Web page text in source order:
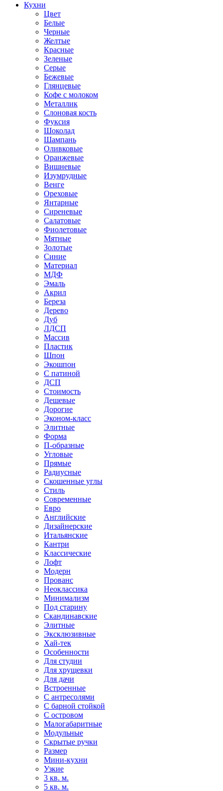
Кухни
Цвет
Белые
Черные
Желтые
Красные
Зеленые
Серые
Бежевые
Глянцевые
Кофе с молоком
Металлик
Слоновая кость
Фуксия
Шоколад
Шампань
Оливковые
Оранжевые
Вишневые
Изумрудные
Венге
Ореховые
Янтарные
Сиреневые
Салатовые
Фиолетовые
Мятные
Золотые
Синие
Материал
МДФ
Эмаль
Акрил
Береза
Дерево
Дуб
ЛДСП
Массив
Пластик
Шпон
Экошпон
С патиной
ДСП
Стоимость
Дешевые
Дорогие
Эконом-класс
Элитные
Форма
П-образные
Угловые
Прямые
Радиусные
Скошенные углы
Стиль
Современные
Евро
Английские
Дизайнерские
Итальянские
Кантри
Классические
Лофт
Модерн
Прованс
Неоклассика
Минимализм
Под старину
Скандинавские
Элитные
Эксклюзивные
Хай-тек
Особенности
Для студии
Для хрущевки
Для дачи
Встроенные
С антресолями
С барной стойкой
С островом
Малогабаритные
Модульные
Скрытые ручки
Размер
Мини-кухни
Узкие
3 кв. м.
5 кв. м.